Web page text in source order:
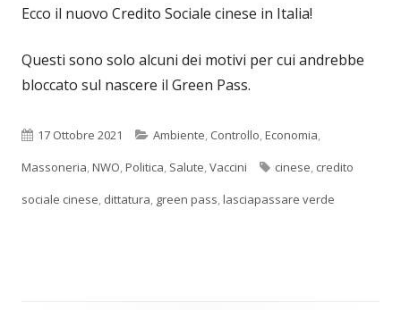
Ecco il nuovo Credito Sociale cinese in Italia!
Questi sono solo alcuni dei motivi per cui andrebbe
bloccato sul nascere il Green Pass.
Pubblicato
17 Ottobre 2021 Categorie
Ambiente, Controllo,Economia,
Massoneria,NWO,Politica, Salute,Vaccini Tag
cinese, credito
sociale cinese, dittatura, green pass,lasciapassare verde